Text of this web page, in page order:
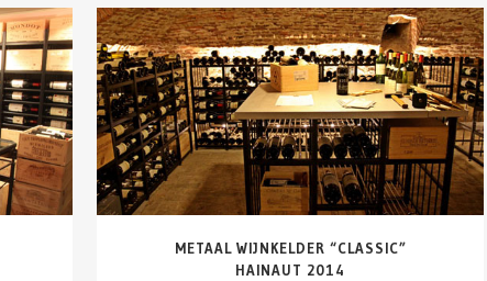
DETAILS ZIEN
METAAL WIJNKELDER “CLASSIC”
HAINAUT 2014